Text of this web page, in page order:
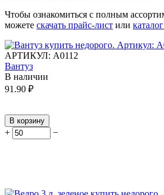
Чтобы ознакомиться с полным
можете скачать прайс-лист или
АРТИКУЛ: А0112
Вантуз
В наличии
91.90 ₽
В корзину
+ −